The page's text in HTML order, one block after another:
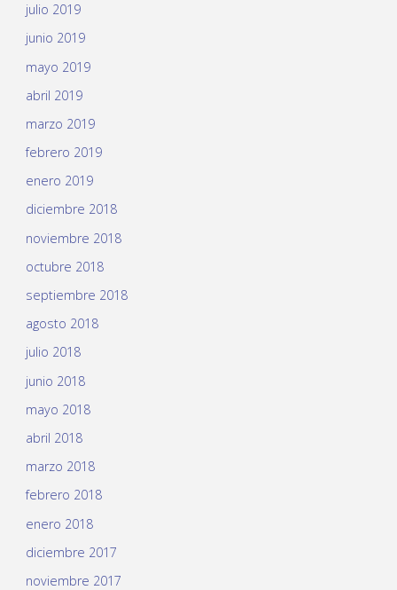
julio 2019
junio 2019
mayo 2019
abril 2019
marzo 2019
febrero 2019
enero 2019
diciembre 2018
noviembre 2018
octubre 2018
septiembre 2018
agosto 2018
julio 2018
junio 2018
mayo 2018
abril 2018
marzo 2018
febrero 2018
enero 2018
diciembre 2017
noviembre 2017